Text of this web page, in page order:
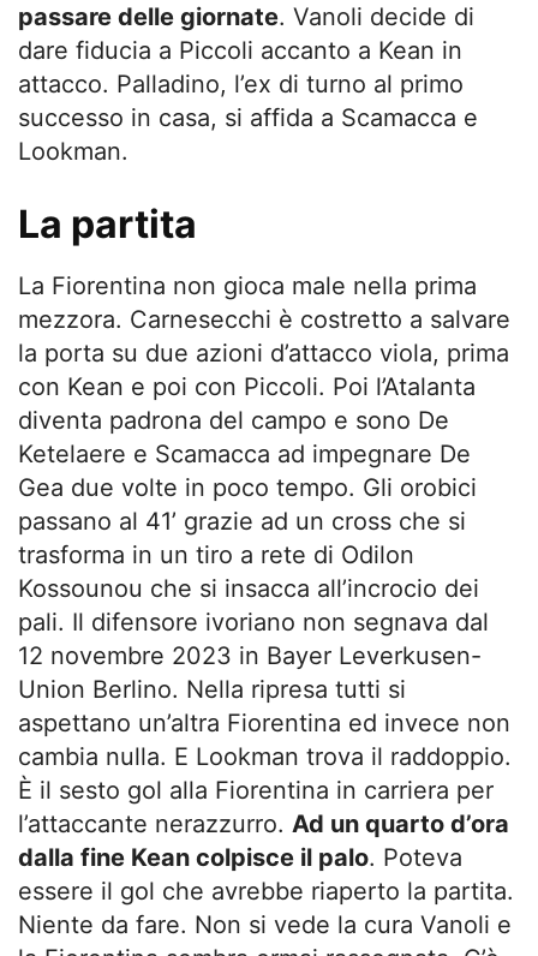
passare delle giornate. Vanoli decide di
dare fiducia a Piccoli accanto a Kean in
attacco. Palladino, l’ex di turno al primo
successo in casa, si affida a Scamacca e
Lookman.
La partita
La Fiorentina non gioca male nella prima
mezzora. Carnesecchi è costretto a salvare
la porta su due azioni d’attacco viola, prima
con Kean e poi con Piccoli. Poi l’Atalanta
diventa padrona del campo e sono De
Ketelaere e Scamacca ad impegnare De
Gea due volte in poco tempo. Gli orobici
passano al 41’ grazie ad un cross che si
trasforma in un tiro a rete di Odilon
Kossounou che si insacca all’incrocio dei
pali. Il difensore ivoriano non segnava dal
12 novembre 2023 in Bayer Leverkusen-
Union Berlino. Nella ripresa tutti si
aspettano un’altra Fiorentina ed invece non
cambia nulla. E Lookman trova il raddoppio.
È il sesto gol alla Fiorentina in carriera per
l’attaccante nerazzurro. Ad un quarto d’ora
dalla fine Kean colpisce il palo. Poteva
essere il gol che avrebbe riaperto la partita.
Niente da fare. Non si vede la cura Vanoli e